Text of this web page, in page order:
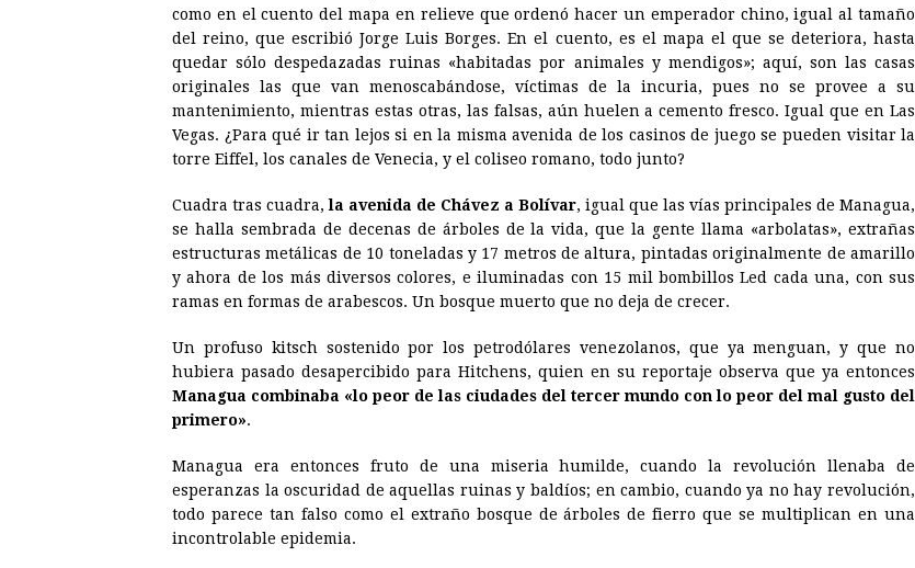
como en el cuento del mapa en relieve que ordenó hacer un emperador chino, igual al tamaño
del reino, que escribió Jorge Luis Borges. En el cuento, es el mapa el que se deteriora, hasta
quedar sólo despedazadas ruinas «habitadas por animales y mendigos»; aquí, son las casas
originales las que van menoscabándose, víctimas de la incuria, pues no se provee a su
mantenimiento, mientras estas otras, las falsas, aún huelen a cemento fresco. Igual que en Las
Vegas. ¿Para qué ir tan lejos si en la misma avenida de los casinos de juego se pueden visitar la
torre Eiffel, los canales de Venecia, y el coliseo romano, todo junto?
Cuadra tras cuadra,la avenida de Chávez a Bolívar, igual que las vías principales de Managua,
se halla sembrada de decenas de árboles de la vida, que la gente llama «arbolatas», extrañas
estructuras metálicas de 10 toneladas y 17 metros de altura, pintadas originalmente de amarillo
y ahora de los más diversos colores, e iluminadas con 15 mil bombillos Led cada una, con sus
ramas en formas de arabescos. Un bosque muerto que no deja de crecer.
Un profuso kitsch sostenido por los petrodólares venezolanos, que ya menguan, y que no
hubiera pasado desapercibido para Hitchens, quien en su reportaje observa que ya entonces
Managua combinaba «lo peor de las ciudades del tercer mundo con lo peor del mal gusto del
primero».
Managua era entonces fruto de una miseria humilde, cuando la revolución llenaba de
esperanzas la oscuridad de aquellas ruinas y baldíos; en cambio, cuando ya no hay revolución,
todo parece tan falso como el extraño bosque de árboles de fierro que se multiplican en una
incontrolable epidemia.